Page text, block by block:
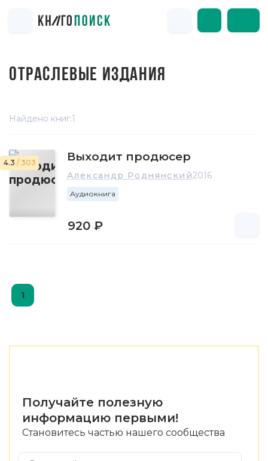
ОТРАСЛЕВЫЕ ИЗДАНИЯ
Найдено книг:1
4.3 / 303 Выходит продюсер
Александр Роднянский2016
Аудиокнига
920 ₽
1
Получайте полезную
информацию первыми!
Становитесь частью нашего сообщества